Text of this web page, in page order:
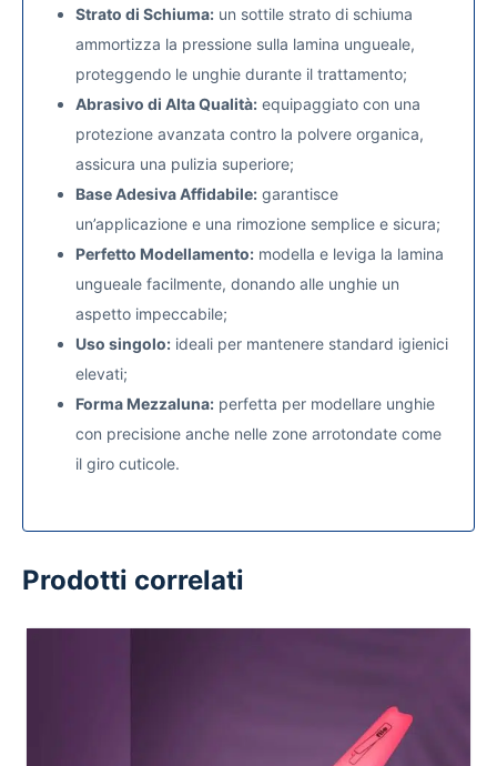
Strato di Schiuma: un sottile strato di schiuma
ammortizza la pressione sulla lamina ungueale,
proteggendo le unghie durante il trattamento;
Abrasivo di Alta Qualità: equipaggiato con una
protezione avanzata contro la polvere organica,
assicura una pulizia superiore;
Base Adesiva Affidabile: garantisce
un’applicazione e una rimozione semplice e sicura;
Perfetto Modellamento: modella e leviga la lamina
ungueale facilmente, donando alle unghie un
aspetto impeccabile;
Uso singolo: ideali per mantenere standard igienici
elevati;
Forma Mezzaluna: perfetta per modellare unghie
con precisione anche nelle zone arrotondate come
il giro cuticole.
Prodotti correlati